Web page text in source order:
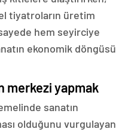
tiyatroların üretim
hem seyirciye
ekonomik döngüsü
merkezi yapmak
sanatın
olduğunu vurgulayan